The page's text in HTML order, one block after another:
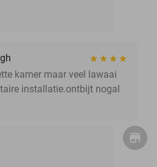
kamer maar veel lawaai
installatie.ontbijt nogal